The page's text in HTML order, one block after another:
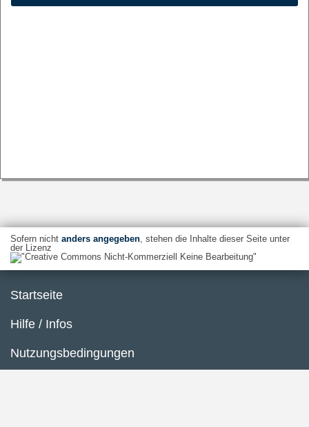
Sofern nicht anders angegeben, stehen die Inhalte dieser Seite unter
der Lizenz
Startseite
Hilfe / Infos
Nutzungsbedingungen